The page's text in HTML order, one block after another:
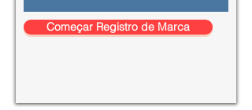
Começar Registro de Marca